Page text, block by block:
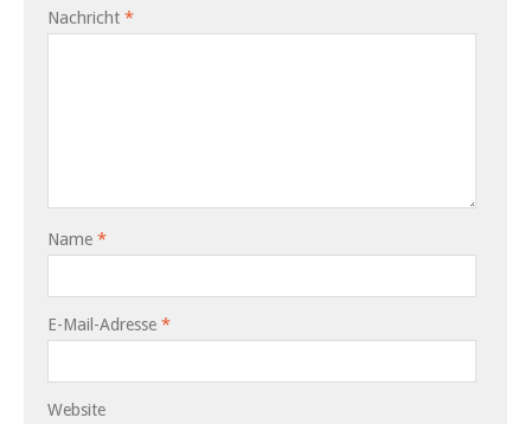
Nachricht *
Name *
E-Mail-Adresse *
Website